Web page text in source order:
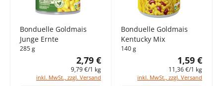
Bonduelle Goldmais
Junge Ernte
285 g
2,79 €
9,79 €/1 kg
inkl. MwSt., zzgl. Versand
Bonduelle Goldmais
Kentucky Mix
140 g
1,59 €
11,36 €/1 kg
inkl. MwSt., zzgl. Versand